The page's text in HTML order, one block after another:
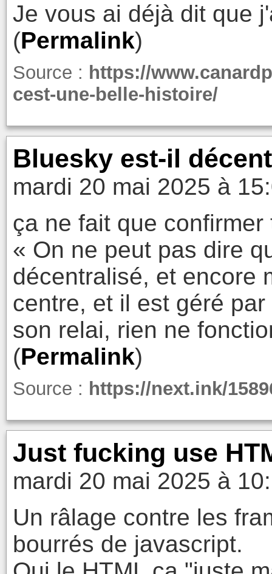
Je vous ai déjà dit que
(Permalink)
Source : https://
cest-une-belle-histoire/
Bluesky est-il
mardi 20 mai 2025 à
ça ne fait que
« On ne peut pas dire
décentralisé, et encore
centre, et il est géré par
son relai, rien ne
(Permalink)
Source : https://next.ink/
Just fucking use
mardi 20 mai 2025 à
Un râlage contre les
bourrés de javascript.